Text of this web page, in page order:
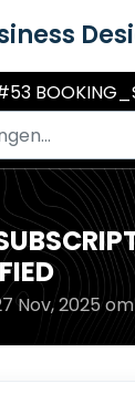
Nov, 2025 om